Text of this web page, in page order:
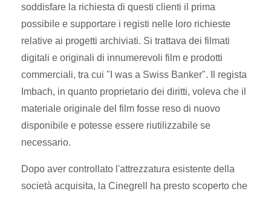
soddisfare la richiesta di questi clienti il prima
possibile e supportare i registi nelle loro richieste
relative ai progetti archiviati. Si trattava dei filmati
digitali e originali di innumerevoli film e prodotti
commerciali, tra cui "I was a Swiss Banker". Il regista
Imbach, in quanto proprietario dei diritti, voleva che il
materiale originale del film fosse reso di nuovo
disponibile e potesse essere riutilizzabile se
necessario.
Dopo aver controllato l'attrezzatura esistente della
società acquisita, la Cinegrell ha presto scoperto che